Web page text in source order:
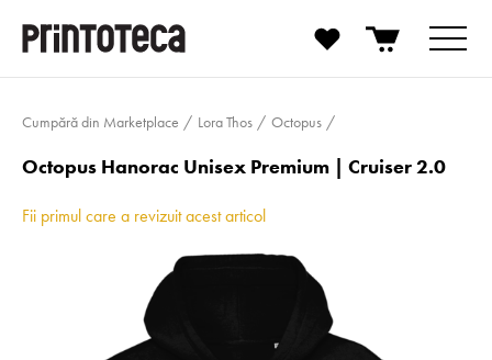
Cumpără din Marketplace Lora Thos Octopus
Octopus Hanorac Unisex Premium | Cruiser 2.0
Fii primul care a revizuit acest articol